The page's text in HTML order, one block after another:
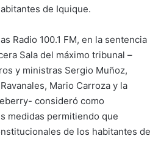
de Iquique.
Radio 100.1 FM, en la sentencia
Sala del máximo tribunal –
y ministras Sergio Muñoz,
Mario Carroza y la
consideró como
medidas permitiendo que
de los habitantes de